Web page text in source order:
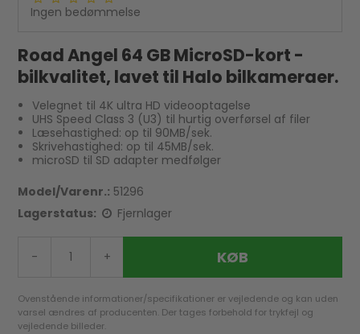
Ingen bedømmelse
Road Angel 64 GB MicroSD-kort -
bilkvalitet, lavet til Halo bilkameraer.
Velegnet til 4K ultra HD videooptagelse
UHS Speed ​​​​Class 3 (U3) til hurtig overførsel af filer
Læsehastighed: op til 90MB/sek.
Skrivehastighed: op til 45MB/sek.
microSD til SD adapter medfølger
Model/Varenr.: 51296
Lagerstatus:
Fjernlager
- + KØB
Ovenstående informationer/specifikationer er vejledende og kan uden
varsel ændres af producenten. Der tages forbehold for trykfejl og
vejledende billeder.